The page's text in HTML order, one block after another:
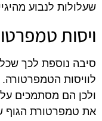
שעלולות לנבוע
ויסות
סיבה נוספת לכך
לוויסות
ולכן הם מסתמכים
את טמפרטורת הגוף